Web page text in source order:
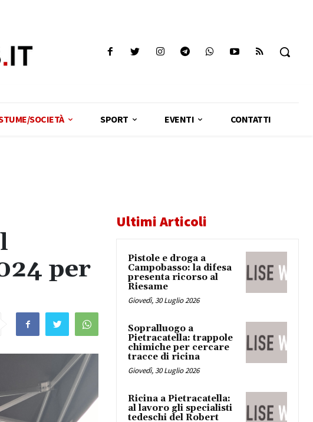
SOCIETÀ SPORT EVENTI CONTATTI
per
Ultimi Articoli
Pistole e droga a
Campobasso: la difesa
presenta ricorso al
Riesame
Giovedì, 30 Luglio 2026
Sopralluogo a
Pietracatella: trappole
chimiche per cercare
tracce di ricina
Giovedì, 30 Luglio 2026
Ricina a Pietracatella:
al lavoro gli specialisti
tedeschi del Robert